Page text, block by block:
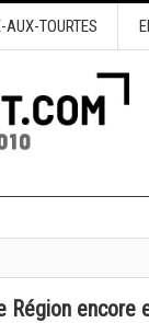
AUX-TOURTES
Région encore